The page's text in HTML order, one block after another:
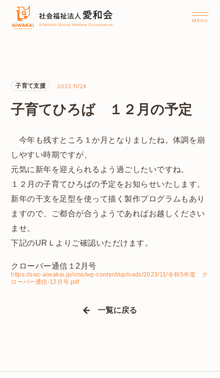
子育て支援 2023 11/24
子育てひろば １２月の予定
今年も残すところ１か月となりましたね。体調を崩
しやすい時期ですが、
元気に新年を迎えられるよう過ごしたいですね。
１２月の子育てひろばの予定をお知らせいたします。
新年の干支を足型を使って描く製作プログラムもあり
ますので、ご都合が合うようであればお越しください
ませ。
下記のURＬよりご確認いただけます。
クローバー通信１2月号
https://swc-aiwakai.jp/cms/wp-content/uploads/2023/11/令和5年度 ク
ローバー通信-12月号.pdf
一覧に戻る